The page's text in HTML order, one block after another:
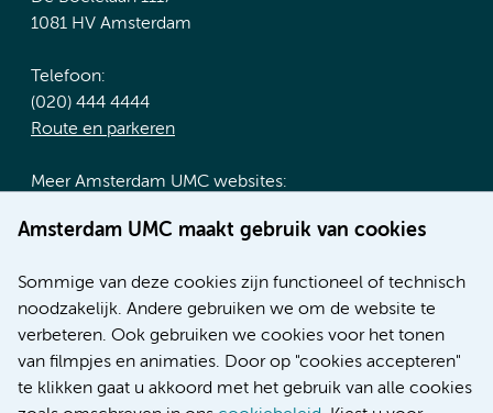
Amsterdam UMC maakt gebruik van cookies
Sommige van deze cookies zijn functioneel of technisch
noodzakelijk. Andere gebruiken we om de website te
verbeteren. Ook gebruiken we cookies voor het tonen
van filmpjes en animaties. Door op "cookies accepteren"
te klikken gaat u akkoord met het gebruik van alle cookies
1081 HV Amsterdam
Telefoon:
(020) 444 4444
Route en parkeren
Meer Amsterdam UMC websites:
Werken bij Amsterdam UMC
Nieuws
Research
Educatie locatie AMC
Educatie locatie VUmc